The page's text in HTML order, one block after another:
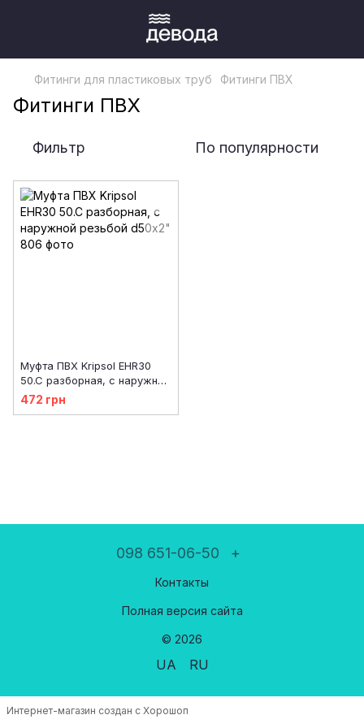
Фитинги для пластиковых труб Фитинги ПВХ
Фитинги ПВХ
Фильтр По популярности
Муфта ПВХ Kripsol EHR30
50.C разборная, с наружной
резьбой d50х2"
472 грн
098 651-06-50 +
Контакты
Полная версия сайта
© 2026
UA RU
Интернет-магазин создан с Хорошоп